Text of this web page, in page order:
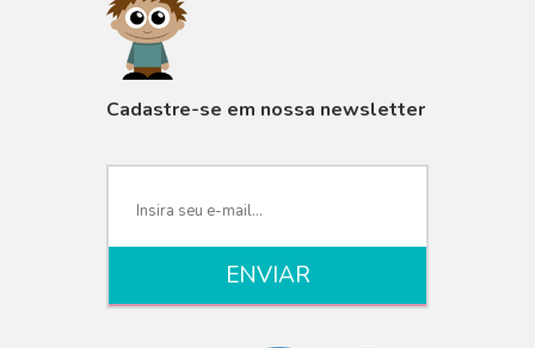
Cadastre-se em nossa newsletter